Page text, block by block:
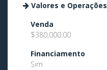
Valores e Operações
Venda
$380,000.00
Financiamento
Sim